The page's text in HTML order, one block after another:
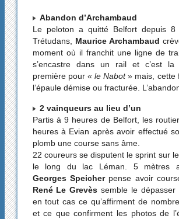
Abandon d’Archambaud
Le peloton a quitté Belfort depuis
Trétudans, Maurice Archambaud
moment où il franchit une ligne de
s’encastre dans un rail et c’est
première pour « le Nabot» mais, cette
l’épaule démise ou fracturée.
2 vainqueurs au lieu d’un
Partis à 9 heures de Belfort, les
heures à Evian après avoir effectué
plomb une course sans âme.
22 coureurs se disputent le sprint sur
le long du lac Léman. 5 mètres
Georges Speicherpense avoir
René Le Grevès semble le dépasser
en tout cas ce qu’affirment de
et ce que confirment les photos de